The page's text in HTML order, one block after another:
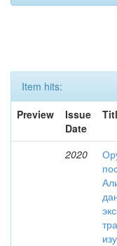
Item hits:
Preview
Issue
Date
2020